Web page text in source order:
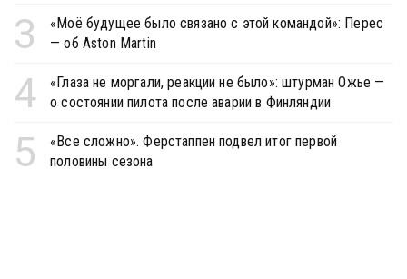
3
«Моё будущее было связано с этой командой»: Перес
— об Aston Martin
4
«Глаза не моргали, реакции не было»: штурман Ожье —
о состоянии пилота после аварии в Финляндии
5
«Все сложно». Ферстаппен подвел итог первой
половины сезона